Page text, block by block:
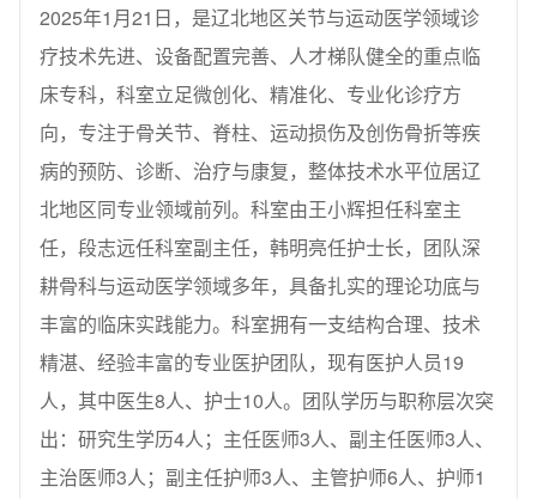
2025年1月21日，是辽北地区关节与运动医学领域诊
疗技术先进、设备配置完善、人才梯队健全的重点临
床专科，科室立足微创化、精准化、专业化诊疗方
向，专注于骨关节、脊柱、运动损伤及创伤骨折等疾
病的预防、诊断、治疗与康复，整体技术水平位居辽
北地区同专业领域前列。科室由王小辉担任科室主
任，段志远任科室副主任，韩明亮任护士长，团队深
耕骨科与运动医学领域多年，具备扎实的理论功底与
丰富的临床实践能力。科室拥有一支结构合理、技术
精湛、经验丰富的专业医护团队，现有医护人员19
人，其中医生8人、护士10人。团队学历与职称层次突
出：研究生学历4人；主任医师3人、副主任医师3人、
主治医师3人；副主任护师3人、主管护师6人、护师1